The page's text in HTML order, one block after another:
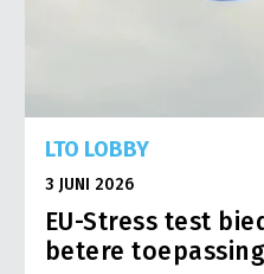
LTO LOBBY
3 JUNI 2026
EU-Stress test
betere